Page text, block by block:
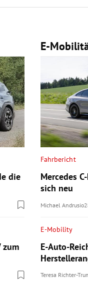
die
zum
E-
Fahrbericht
Mercedes
sich neu
Michael Andrusio
E-Mobility
E-Auto-
Teresa Richter-